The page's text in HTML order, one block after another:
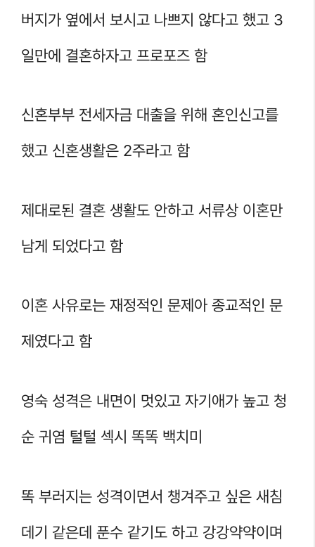
버지가 옆에서 보시고 나쁘지 않다고 했고 3
일만에 결혼하자고 프로포즈 함
신혼부부 전세자금 대출을 위해 혼인신고를
했고 신혼생활은 2주라고 함
제대로된 결혼 생활도 안하고 서류상 이혼만
남게 되었다고 함
이혼 사유로는 재정적인 문제아 종교적인 문
제였다고 함
영숙 성격은 내면이 멋있고 자기애가 높고 청
순 귀염 털털 섹시 똑똑 백치미
똑 부러지는 성격이면서 챙겨주고 싶은 새침
데기 같은데 푼수 같기도 하고 강강약약이며